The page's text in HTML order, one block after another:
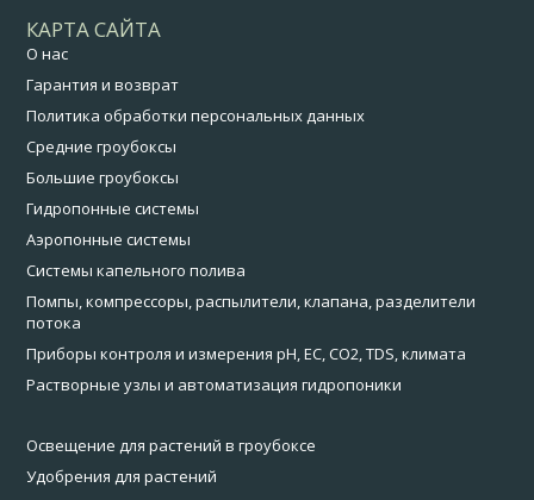
КАРТА САЙТА
О нас
Гарантия и возврат
Политика обработки персональных данных
Средние гроубоксы
Большие гроубоксы
Гидропонные системы
Аэропонные системы
Системы капельного полива
Помпы, компрессоры, распылители, клапана, разделители
потока
Приборы контроля и измерения pH, EC, CO2, TDS, климата
Растворные узлы и автоматизация гидропоники
Освещение для растений в гроубоксе
Удобрения для растений